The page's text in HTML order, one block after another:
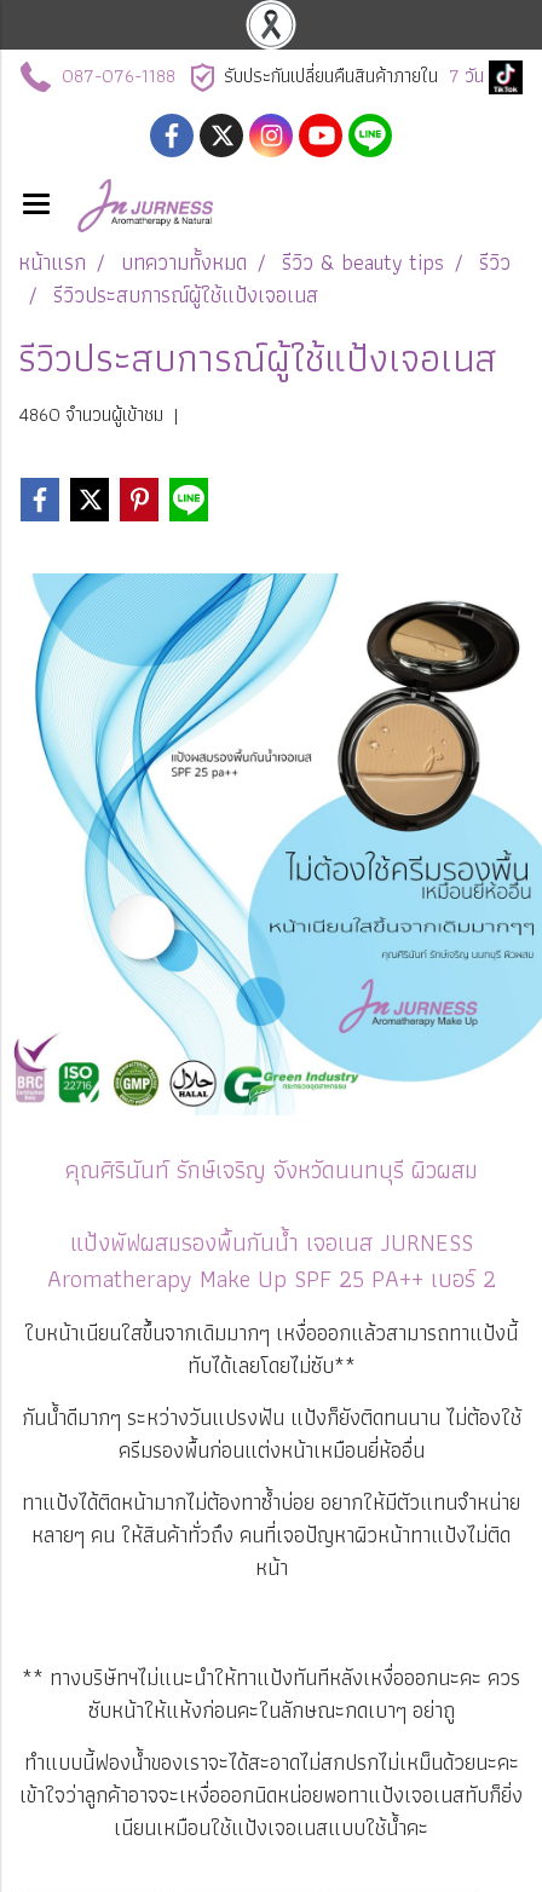
087-076-1188 รับประกันเปลี่ยนคืนสินค้าภายใน 7 วัน
หน้าแรก บทความทั้งหมด รีวิว & beauty tips
รีวิว
รีวิวประสบการณ์ผู้ใช้แป้งเจอเนส
รีวิวประสบการณ์ผู้ใช้แป้งเจอเนส
4860 จำนวนผู้เข้าชม |
คุณศิรินันท์ รักษ์เจริญ จังหวัดนนทบุรี ผิวผสม
แป้งพัฟผสมรองพื้นกันน้ำ เจอเนส JURNESS
Aromatherapy Make Up SPF 25 PA++ เบอร์ 2
ใบหน้าเนียนใสขึ้นจากเดิมมากๆ เหงื่อออกแล้วสามารถทาแป้งนี้
ทับได้เลยโดยไม่ซับ**
กันน้ำดีมากๆ ระหว่างวันแปรงฟัน แป้งก็ยังติดทนนาน ไม่ต้องใช้
ครีมรองพื้นก่อนแต่งหน้าเหมือนยี่ห้ออื่น
ทาแป้งได้ติดหน้ามากไม่ต้องทาซ้ำบ่อย อยากให้มีตัวแทนจำหน่าย
หลายๆ คน ให้สินค้าทั่วถึง คนที่เจอปัญหาผิวหน้าทาแป้งไม่ติด
หน้า
** ทางบริษัทฯไม่แนะนำให้ทาแป้งทันทีหลังเหงื่อออกนะคะ ควร
ซับหน้าให้แห้งก่อนคะในลักษณะกดเบาๆ อย่าถู
ทำแบบนี้ฟองน้ำของเราจะได้สะอาดไม่สกปรกไม่เหม็นด้วยนะคะ
เข้าใจว่าลูกค้าอาจจะเหงื่อออกนิดหน่อยพอทาแป้งเจอเนสทับก็ยิ่ง
เนียนเหมือนใช้แป้งเจอเนสแบบใช้น้ำคะ